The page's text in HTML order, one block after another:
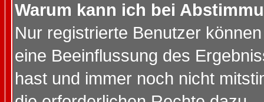
Warum kann ich bei
Nur registrierte Benutzer
eine Beeinflussung des
hast und immer noch nicht